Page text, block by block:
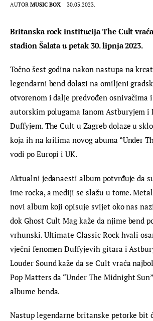
AUTOR MUSIC BOX 30.03.2023.
Britanska rock institucija The Cult
stadion Šalata u petak 30. lipnja 2023.
Točno šest godina nakon nastupa na
legendarni bend dolazi na omiljeni
otvorenom i dalje predvođen osnivačima
autorskim polugama Ianom Astburyjem i
Duffyjem. The Cult u Zagreb dolaze u
koja ih na krilima novog abuma “Under
vodi po Europi i UK.
Aktualni jedanaesti album potvrđuje da
ime rocka, a mediji se slažu u tome.
novi album koji opisuje svijet oko nas
dok Ghost Cult Mag kaže da njime bend
vrhunski. Ultimate Classic Rock hvali
vječni fenomen Duffyjevih gitara i
Louder Sound kaže da se Cult vraća
Pop Matters da “Under The Midnight
albume benda.
Nastup legendarne britanske petorke bit